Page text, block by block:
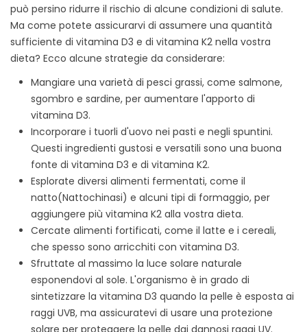
può persino ridurre il rischio di alcune condizioni di salute.
Ma come potete assicurarvi di assumere una quantità
sufficiente di vitamina D3 e di vitamina K2 nella vostra
dieta? Ecco alcune strategie da considerare:
Mangiare una varietà di pesci grassi, come salmone,
sgombro e sardine, per aumentare l'apporto di
vitamina D3.
Incorporare i tuorli d'uovo nei pasti e negli spuntini.
Questi ingredienti gustosi e versatili sono una buona
fonte di vitamina D3 e di vitamina K2.
Esplorate diversi alimenti fermentati, come il
natto(Nattochinasi) e alcuni tipi di formaggio, per
aggiungere più vitamina K2 alla vostra dieta.
Cercate alimenti fortificati, come il latte e i cereali,
che spesso sono arricchiti con vitamina D3.
Sfruttate al massimo la luce solare naturale
esponendovi al sole. L'organismo è in grado di
sintetizzare la vitamina D3 quando la pelle è esposta ai
raggi UVB, ma assicuratevi di usare una protezione